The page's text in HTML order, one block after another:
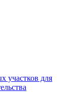
участков для